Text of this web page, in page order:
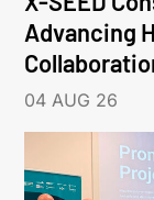
Advancing
04 AUG 26